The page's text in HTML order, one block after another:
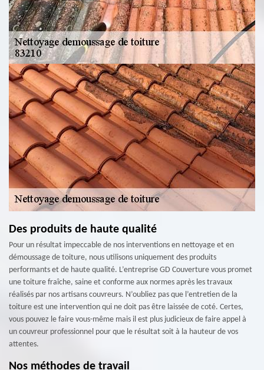
Des produits de haute qualité
Pour un résultat impeccable de nos interventions en nettoyage et en
démoussage de toiture, nous utilisons uniquement des produits
performants et de haute qualité. L’entreprise GD Couverture vous promet
une toiture fraîche, saine et conforme aux normes après les travaux
réalisés par nos artisans couvreurs. N’oubliez pas que l’entretien de la
toiture est une intervention qui ne doit pas être laissée de coté. Certes,
vous pouvez le faire vous-même mais il est plus judicieux de faire appel à
un couvreur professionnel pour que le résultat soit à la hauteur de vos
attentes.
Nos méthodes de travail